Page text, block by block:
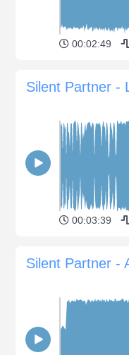
00:02:49
Silent Partner -
00:03:39
Silent Partner -